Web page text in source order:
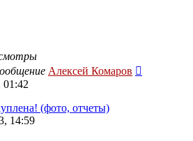
Алексей Комаров
01:42
(фото, отчеты)
14:59